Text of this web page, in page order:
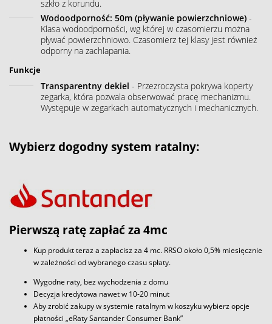
szkło z korundu.
Wodoodporność: 50m (pływanie powierzchniowe) -
Klasa wodoodporności, wg której w czasomierzu można
pływać powierzchniowo. Czasomierz tej klasy jest również
odporny na zachlapania.
Funkcje
Transparentny dekiel - Przezroczysta pokrywa koperty
zegarka, która pozwala obserwować pracę mechanizmu.
Występuje w zegarkach automatycznych i mechanicznych.
Wybierz dogodny system ratalny:
Pierwszą ratę zapłać za 4mc
Kup produkt teraz a zapłacisz za 4 mc. RRSO około 0,5% miesięcznie
w zależności od wybranego czasu spłaty.
Wygodne raty, bez wychodzenia z domu
Decyzja kredytowa nawet w 10-20 minut
Aby zrobić zakupy w systemie ratalnym w koszyku wybierz opcje
płatności „eRaty Santander Consumer Bank”